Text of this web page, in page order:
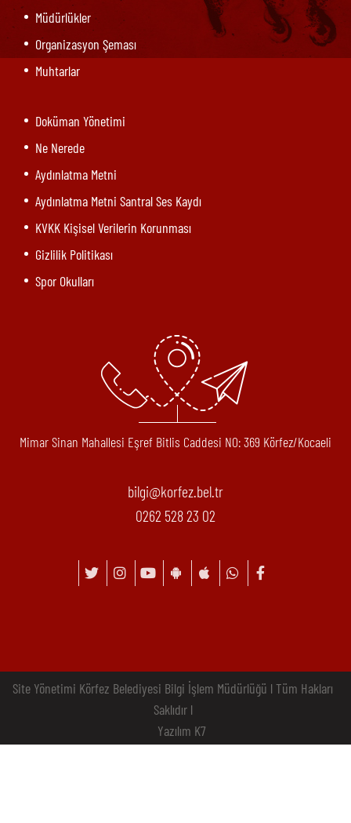
Müdürlükler
Organizasyon Şeması
Muhtarlar
Doküman Yönetimi
Ne Nerede
Aydınlatma Metni
Aydınlatma Metni Santral Ses Kaydı
KVKK Kişisel Verilerin Korunması
Gizlilik Politikası
Spor Okulları
Mimar Sinan Mahallesi Eşref Bitlis Caddesi N0: 369 Körfez/Kocaeli
bilgi@korfez.bel.tr
0262 528 23 02
Site Yönetimi Körfez Belediyesi Bilgi İşlem Müdürlüğü l Tüm Hakları
Saklıdır l
Yazılım K7